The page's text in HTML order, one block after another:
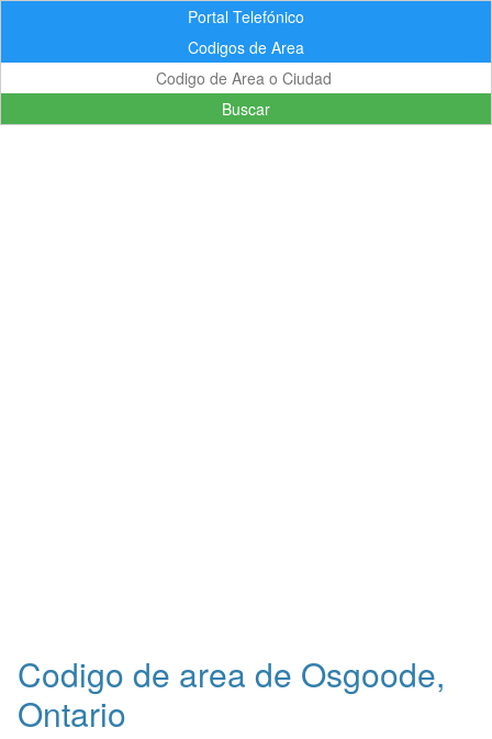
Portal Telefónico
Codigos de Area
Buscar
Codigo de area de Osgoode,
Ontario